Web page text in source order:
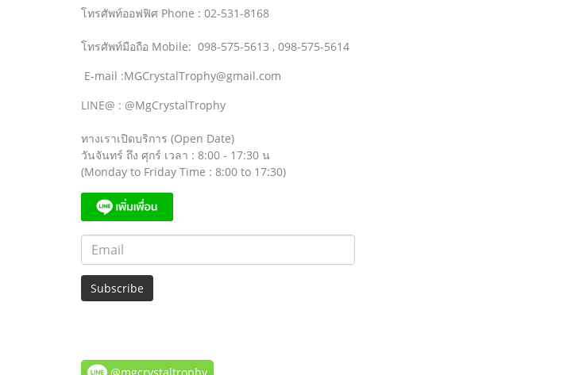
โทรศัพท์ออฟฟิศ Phone : 02-531-8168
โทรศัพท์มือถือ Mobile: 098-575-5613 , 098-575-5614
E-mail :MGCrystalTrophy@gmail.com
LINE@ : @MgCrystalTrophy
ทางเราเปิดบริการ (Open Date)
วันจันทร์ ถึง ศุกร์ เวลา : 8:00 - 17:30 น
(Monday to Friday Time : 8:00 to 17:30)
Subscribe